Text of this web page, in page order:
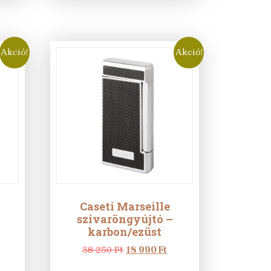
Akció! Akció!
Caseti Marseille
szivaröngyújtó –
karbon/ezüst
38 250Ft Original
18 990FtCurrent